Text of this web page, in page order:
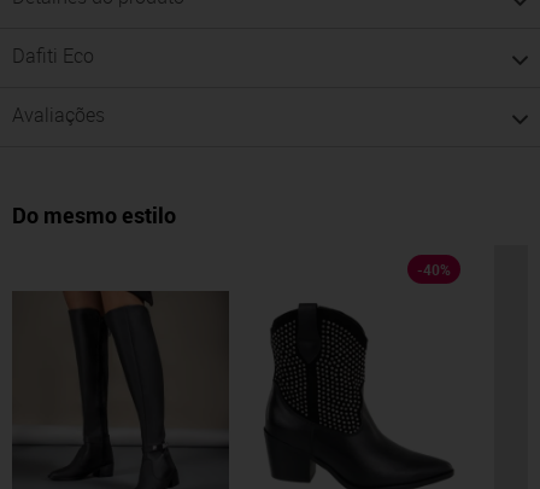
Dafiti Eco
Avaliações
Do mesmo estilo
-40%